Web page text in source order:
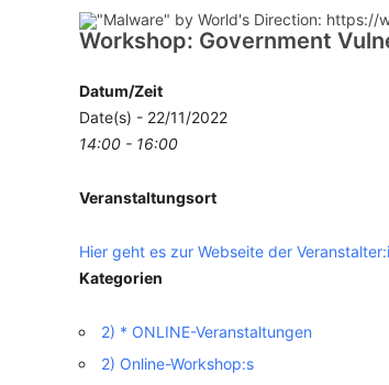
VERANSTALTER-
VERANSTALTUNG
EINREICHEN
VERANSTALTUNGSORTE
Workshop: Government
Datum/Zeit
Date(s) - 22/11/2022
14:00 - 16:00
Veranstaltungsort
Hier geht es zur Webseite der
Kategorien
2) * ONLINE-Veranstaltungen
2) Online-Workshop:s